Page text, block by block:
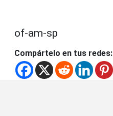
of-am-sp
Compártelo en tus redes: